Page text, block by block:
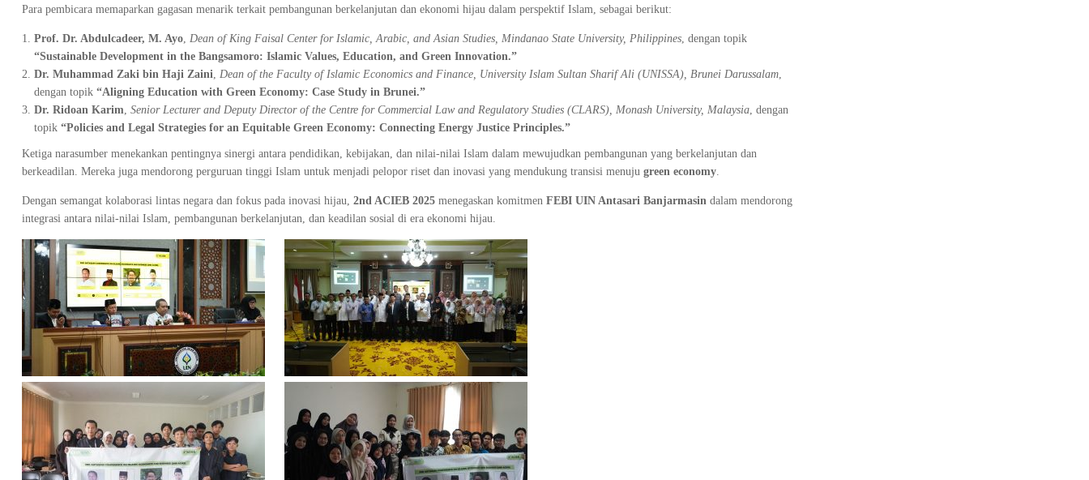
Para pembicara memaparkan gagasan menarik terkait pembangunan berkelanjutan dan ekonomi hijau dalam perspektif Islam, sebagai berikut:
Prof. Dr. Abdulcadeer, M. Ayo, Dean of King Faisal Center for Islamic, Arabic, and Asian Studies, Mindanao State University, Philippines, dengan topik
“Sustainable Development in the Bangsamoro: Islamic Values, Education, and Green Innovation.”
Dr. Muhammad Zaki bin Haji Zaini, Dean of the Faculty of Islamic Economics and Finance, University Islam Sultan Sharif Ali (UNISSA), Brunei Darussalam,
dengan topik “Aligning Education with Green Economy: Case Study in Brunei.”
Dr. Ridoan Karim, Senior Lecturer and Deputy Director of the Centre for Commercial Law and Regulatory Studies (CLARS), Monash University, Malaysia, dengan
topik “Policies and Legal Strategies for an Equitable Green Economy: Connecting Energy Justice Principles.”
Ketiga narasumber menekankan pentingnya sinergi antara pendidikan, kebijakan, dan nilai-nilai Islam dalam mewujudkan pembangunan yang berkelanjutan dan
berkeadilan. Mereka juga mendorong perguruan tinggi Islam untuk menjadi pelopor riset dan inovasi yang mendukung transisi menuju green economy.
Dengan semangat kolaborasi lintas negara dan fokus pada inovasi hijau, 2nd ACIEB 2025 menegaskan komitmen FEBI UIN Antasari Banjarmasin dalam mendorong
integrasi antara nilai-nilai Islam, pembangunan berkelanjutan, dan keadilan sosial di era ekonomi hijau.